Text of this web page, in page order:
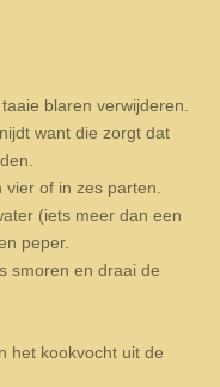
blaren verwijderen.
want die zorgt dat
vier of in zes parten.
(iets meer dan een
peper.
smoren en draai de
het kookvocht uit de